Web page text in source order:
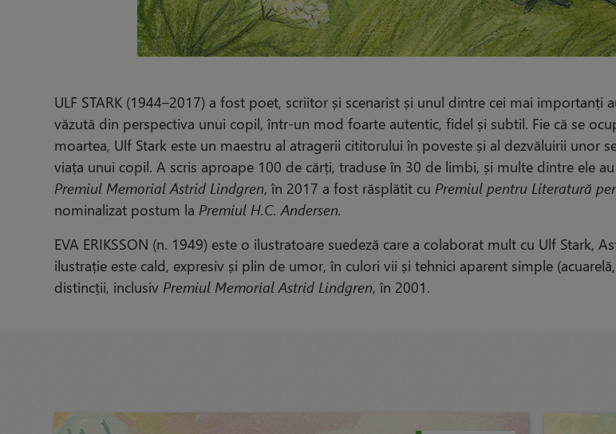
ULF STARK (1944–2017) a fost poet, scriitor și scenarist și unul dintre cei mai
văzută din perspectiva unui copil, într-un mod foarte autentic, fidel și subtil. Fie că se
moartea, Ulf Stark este un maestru al atragerii cititorului în poveste și al dezvăluirii unor
viața unui copil. A scris aproape 100 de cărți, traduse în 30 de limbi, și multe dintre ele
Premiul Memorial Astrid Lindgren, în 2017 a fost răsplătit cu Premiul pentru Literatură
nominalizat postum la Premiul H.C. Andersen.
EVA ERIKSSON (n. 1949) este o ilustratoare suedeză care a colaborat mult cu Ulf Stark,
ilustrație este cald, expresiv și plin de umor, în culori vii și tehnici aparent simple
distincții, inclusiv Premiul Memorial Astrid Lindgren, în 2001.